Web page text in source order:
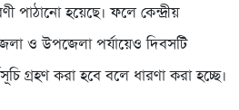
পাঠানো হয়েছে। ফলে কেন্দ্রীয়
ও উপজেলা পর্যায়েও দিবসটি
গ্রহণ করা হবে বলে ধারণা করা হচ্ছে।